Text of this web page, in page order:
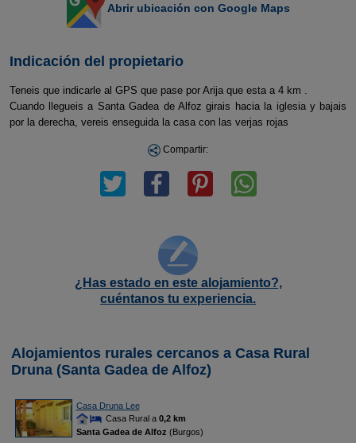
Abrir ubicación con Google Maps
Indicación del propietario
Teneis que indicarle al GPS que pase por Arija que esta a 4 km .
Cuando llegueis a Santa Gadea de Alfoz girais hacia la iglesia y bajais
por la derecha, vereis enseguida la casa con las verjas rojas
Compartir:
¿Has estado en este alojamiento?,
cuéntanos tu experiencia.
Alojamientos rurales cercanos a Casa Rural
Druna (Santa Gadea de Alfoz)
Casa Druna Lee
Casa Rural a 0,2 km
Santa Gadea de Alfoz (Burgos)